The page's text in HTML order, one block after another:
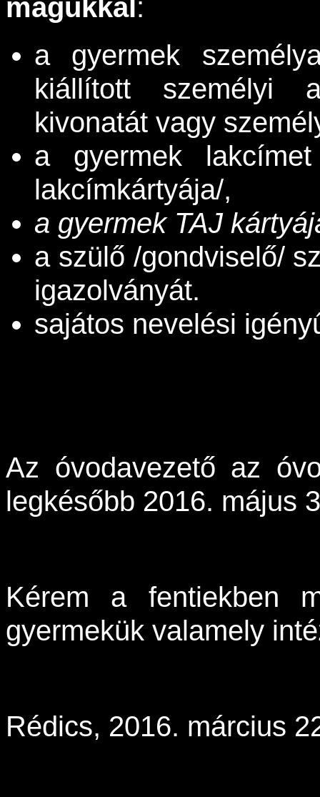
magukkal :
a gyermek
kiállított személyi
kivonatát vagy
a gyermek
lakcímkártyája/,
a gyermek TAJ
a szülő /gondviselő/
igazolványát.
sajátos nevelési
Az óvodavezető az
legkésőbb 2016. május
Kérem a fentiekben
gyermekük valamely
Rédics, 2016. március